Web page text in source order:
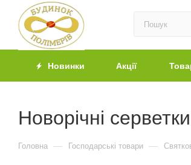
Новинки Акції
Новорічні
Головна — Господарські товари —